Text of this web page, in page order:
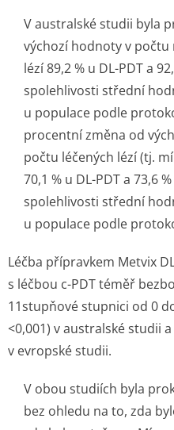
V australské studii byla
výchozí hodnoty v počtu
lézí 89,2 % u DL-PDT a
spolehlivosti střední
u populace podle
procentní změna od
počtu léčených lézí (tj.
70,1 % u DL-PDT a 73,6
spolehlivosti střední
u populace podle
Léčba přípravkem Metvix
s léčbou c-PDT téměř
11stupňové stupnici od 0
<0,001) v australské studii
v evropské studii.
V obou studiích byla
bez ohledu na to, zda